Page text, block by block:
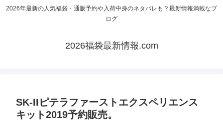
2026年最新の人気福袋・通販予約や入荷中身のネタバレも？最新情報満載なブ
ログ
2026福袋最新情報.com
SK-IIピテラファーストエクスペリエンス
キット2019予約販売。